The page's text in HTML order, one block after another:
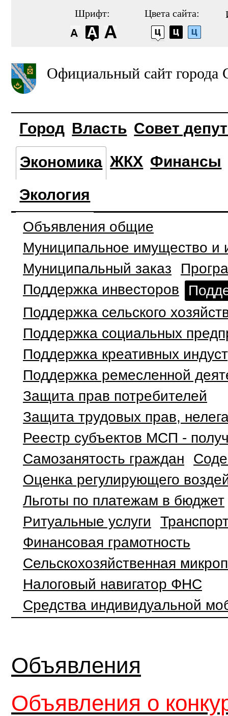
Шрифт: Цвета сайта:
Официальный сайт города
Город Власть Совет
Экономика ЖКХ Финансы
Экология
Объявления общие
Муниципальное имущество и
Муниципальный заказ
Поддержка инвесторов
Поддержка сельского
Поддержка социальных
Поддержка креативных
Поддержка ремесленной
Защита прав потребителей
Защита трудовых прав,
Реестр субъектов МСП -
Самозанятость граждан
Оценка регулирующего
Льготы по платежам в бюджет
Ритуальные услуги
Финансовая грамотность
Сельскохозяйственная
Налоговый навигатор ФНС
Средства индивидуальной
Объявления
Объявления о